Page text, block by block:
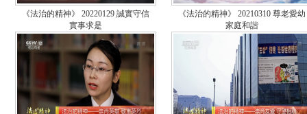
《法治的精神》 20220129 誠實守信
實事求是
《法治的精神》 20210310 尊老愛幼
家庭和諧